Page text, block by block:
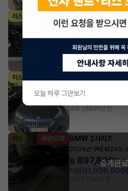
리스
2023년·쿠페 M240i
월1,076,329
지원금3,000,000
리스
700,000
조회 1,6991년 전
리스 BMW 2시리즈
2024년· 쿠페 M240i
월 897,800원 X
지원금1,000,000
승계완료
오늘 하루 그만보기